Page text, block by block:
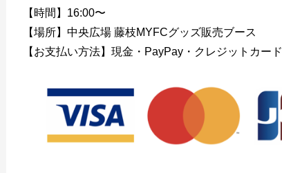
【時間】16:00〜
【場所】中央広場 藤枝MYFCグッズ販売ブース
【お支払い方法】現金・PayPay・クレジットカード